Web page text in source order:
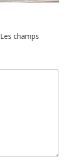
Les champs